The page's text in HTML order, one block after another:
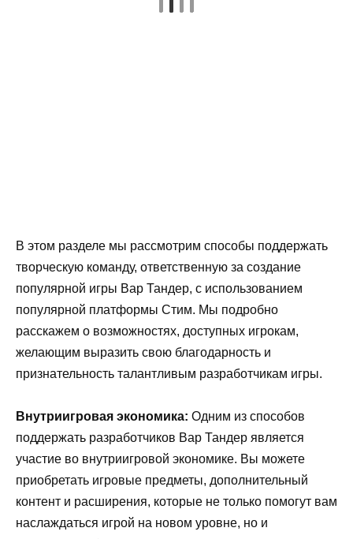
В этом разделе мы рассмотрим способы поддержать
творческую команду, ответственную за создание
популярной игры Вар Тандер, с использованием
популярной платформы Стим. Мы подробно
расскажем о возможностях, доступных игрокам,
желающим выразить свою благодарность и
признательность талантливым разработчикам игры.
Внутриигровая экономика: Одним из способов
поддержать разработчиков Вар Тандер является
участие во внутриигровой экономике. Вы можете
приобретать игровые предметы, дополнительный
контент и расширения, которые не только помогут вам
наслаждаться игрой на новом уровне, но и